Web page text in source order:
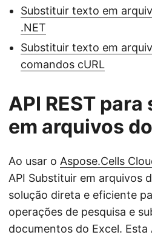
Substituir texto em
.NET
Substituir texto em
comandos cURL
API REST
em arquivos
Ao usar o Aspose.Cells
API Substituir em arquivos
solução direta e eficiente
operações de pesquisa e
documentos do Excel. Esta